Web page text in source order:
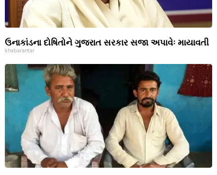
ઉનાકાંડના દોષિતોને ગુજરાત સરકાર સજા અપાવેઃ માયાવતી
khabarantar